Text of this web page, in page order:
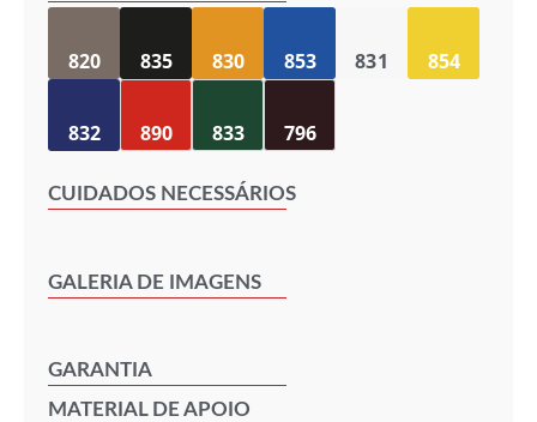
820 835 830 853 831 854
832 890 833 796
CUIDADOS NECESSÁRIOS
GALERIA DE IMAGENS
GARANTIA
MATERIAL DE APOIO